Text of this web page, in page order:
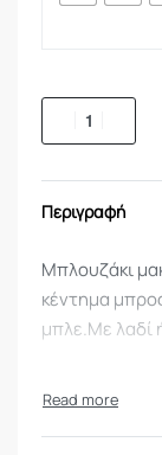
Περιγραφή
Μπλουζάκι
κέντημα
μπλε.Με λαδί